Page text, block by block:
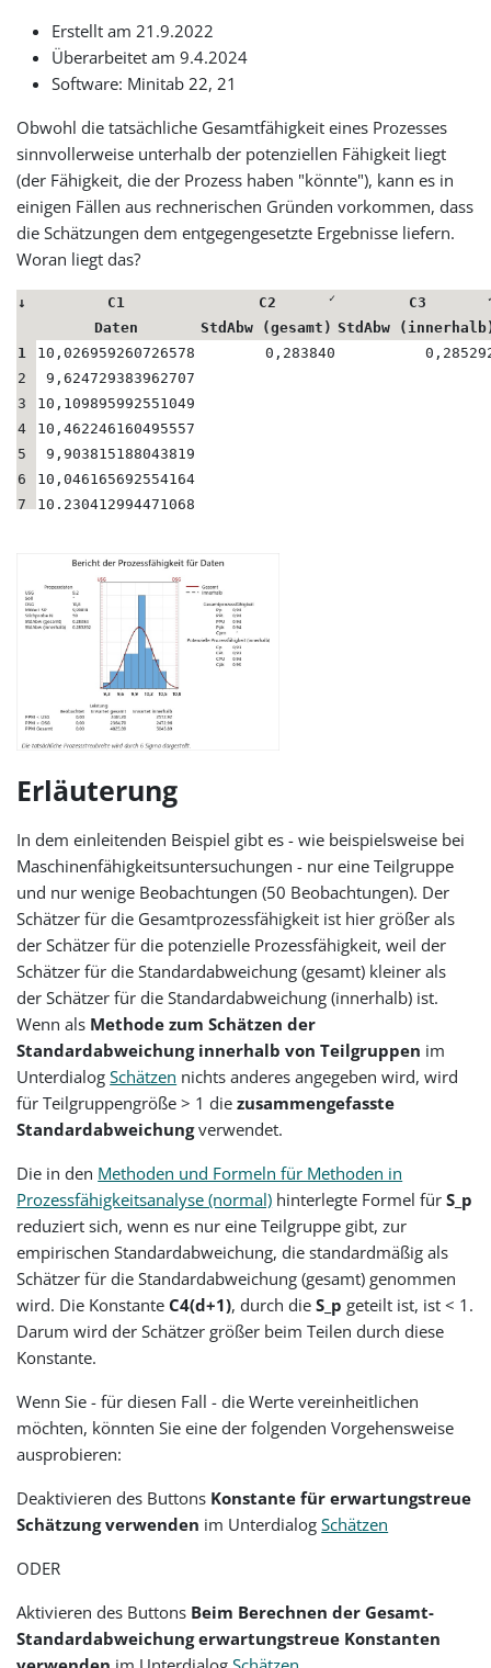
Erstellt am 21.9.2022
Überarbeitet am 9.4.2024
Software: Minitab 22, 21
Obwohl die tatsächliche Gesamtfähigkeit eines Prozesses
sinnvollerweise unterhalb der potenziellen Fähigkeit liegt
(der Fähigkeit, die der Prozess haben "könnte"), kann es in
einigen Fällen aus rechnerischen Gründen vorkommen, dass
die Schätzungen dem entgegengesetzte Ergebnisse liefern.
Woran liegt das?
↓ C1 C2✓ C3
Daten StdAbw (gesamt) StdAbw
1
10,026959260726578 0,283840
2
9,624729383962707
3
10,109895992551049
4
10,462246160495557
5
9,903815188043819
6
10,046165692554164
7
10,230412994471068
10,214362467498493
11
9,952418238357243
1210,325005211131531
9,357082830910086
9,586763707059475
10,005493252151467
1610,043025962516577
18
10,041436372650056
1910,230435756923862
20
9,787055756019644
21
10,050906914620741
9,723286148263741
10,111028192525591
9,997639252255599
26 10,233627860659729
2710,009331639311068
2810,137153086757060
2910,298099038574955
30
9,810863682265627
31
10,364605717541901
32
9,981873523882863
34
9,774179284953757
3510,507019694242262
3610,365545845129583
37 10,002279247176064
38
9,859066906658800
39 10,269435879738408
40
9,518173510371113
41
9,526766649092753
43
9,730000143918725
44
9,443137125770697
4510,112993922642259
9,421298725338358
9,950195754049103
49
9,858770726809636
Erläuterung
In dem einleitenden Beispiel gibt es - wie beispielsweise bei
Maschinenfähigkeitsuntersuchungen - nur eine Teilgruppe
und nur wenige Beobachtungen (50 Beobachtungen). Der
Schätzer für die Gesamtprozessfähigkeit ist hier größer als
der Schätzer für die potenzielle Prozessfähigkeit, weil der
Schätzer für die Standardabweichung (gesamt) kleiner als
der Schätzer für die Standardabweichung (innerhalb) ist.
Wenn als Methode zum Schätzen der
Standardabweichung innerhalb von Teilgruppen im
UnterdialogSchätzen nichts anderes angegeben wird, wird
für Teilgruppengröße > 1 diezusammengefasste
Standardabweichungverwendet.
Die in den Methoden und Formeln für Methoden in
Prozessfähigkeitsanalyse (normal) hinterlegte Formel fürS_p
reduziert sich, wenn es nur eine Teilgruppe gibt, zur
empirischen Standardabweichung, die standardmäßig als
Schätzer für die Standardabweichung (gesamt) genommen
wird. Die KonstanteC4(d+1), durch dieS_p geteilt ist, ist < 1.
Darum wird der Schätzer größer beim Teilen durch diese
Konstante.
Wenn Sie - für diesen Fall - die Werte vereinheitlichen
möchten, könnten Sie eine der folgenden Vorgehensweise
ausprobieren:
Deaktivieren des Buttons Konstante für erwartungstreue
Schätzung verwenden im UnterdialogSchätzen
ODER
Aktivieren des Buttons Beim Berechnen der Gesamt-
Standardabweichung erwartungstreue Konstanten